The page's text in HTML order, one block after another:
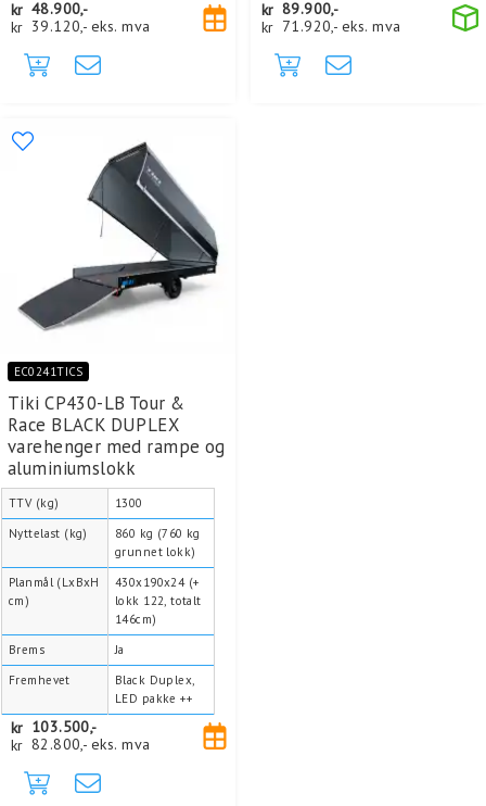
kr 48.900,-
kr 39.120,- eks. mva
kr 89.900,-
kr 71.920,- eks. mva
EC0241TICS
Tiki CP430-LB Tour &
Race BLACK DUPLEX
varehenger med rampe og
aluminiumslokk
TTV (kg)
1300
Nyttelast (kg)
860 kg (760 kg
grunnet lokk)
Planmål (LxBxH
cm)
430x190x24 (+
lokk 122, totalt
146cm)
Brems
Ja
Fremhevet
Black Duplex,
LED pakke ++
kr 103.500,-
kr 82.800,- eks. mva